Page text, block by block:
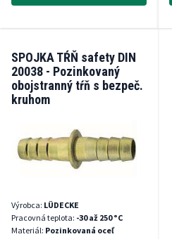
SPOJKA TŔŇ safety DIN
20038 - Pozinkovaný
obojstranný tŕň s bezpeč.
kruhom
Výrobca: LÜDECKE
Pracovná teplota: -30 až 250 °C
Materiál: Pozinkovaná oceľ